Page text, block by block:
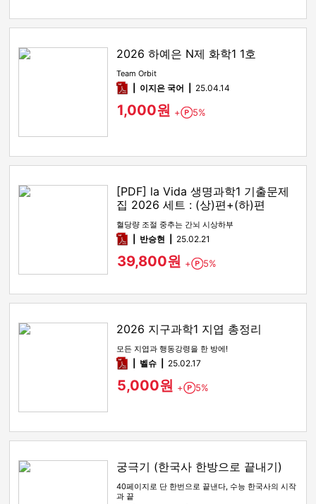
2026 하예은 N제 화학1 1호
Team Orbit
pdf이지은 국어 25.04.14
1,000원 + Point
5%
[PDF] la Vida 생명과학1 기출문제
집 2026 세트 : (상)편+(하)편
혈당량 조절 중추는 간뇌 시상하부
pdf반승현 25.02.21
39,800원 + Point
5%
2026 지구과학1 지엽 총정리
모든 지엽과 행동강령을 한 방에!
pdf벨슈 25.02.17
5,000원 + Point
5%
궁극기 (한국사 한방으로 끝내기)
40페이지로 단 한번으로 끝낸다, 수능 한국사의 시작
과 끝